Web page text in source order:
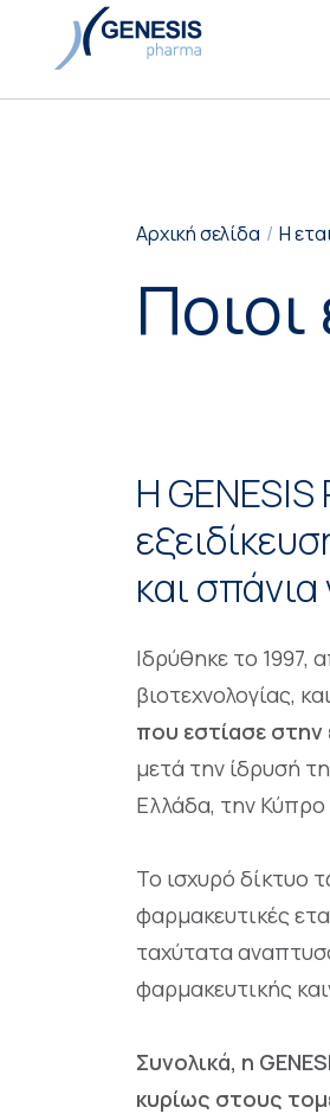
Αρχική σελίδα Η
Η
και
Ιδρύθηκε το
βιοτεχνολογίας,
που εστίασε
μετά την ίδρυσή
Ελλάδα, την
Το ισχυρό δίκτυο
φαρμακευτικές
ταχύτατα
φαρμακευτικής
Συνολικά, η
κυρίως στους